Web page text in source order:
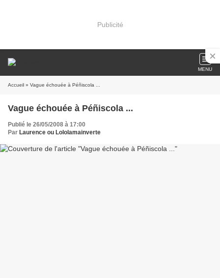
Publicité
MENU
Accueil » Vague échouée à Péñiscola ...
Vague échouée à Péñiscola ...
Publié le 26/05/2008 à 17:00
Par Laurence ou Lololamainverte